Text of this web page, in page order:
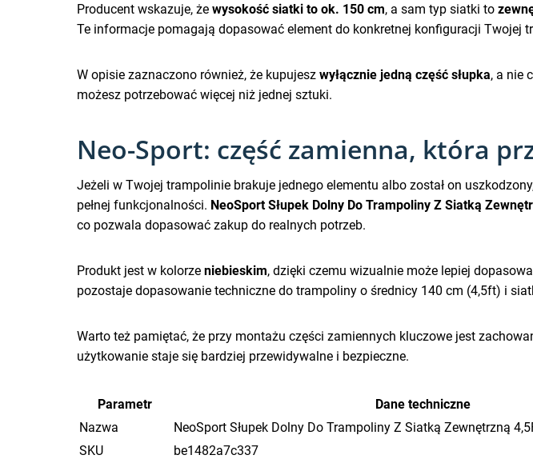
Producent wskazuje, że wysokość siatki to ok. 150 cm, a sam typ siatki to
Te informacje pomagają dopasować element do konkretnej konfiguracji Twojej
W opisie zaznaczono również, że kupujesz wyłącznie jedną część słupka, a nie
możesz potrzebować więcej niż jednej sztuki.
Neo-Sport: część zamienna, która
Jeżeli w Twojej trampolinie brakuje jednego elementu albo został on
pełnej funkcjonalności. NeoSport Słupek Dolny Do Trampoliny Z Siatką
co pozwala dopasować zakup do realnych potrzeb.
Produkt jest w kolorze niebieskim, dzięki czemu wizualnie może lepiej
pozostaje dopasowanie techniczne do trampoliny o średnicy 140 cm (4,5ft) i
Warto też pamiętać, że przy montażu części zamiennych kluczowe jest
użytkowanie staje się bardziej przewidywalne i bezpieczne.
Parametr
Dane techniczne
Nazwa
NeoSport Słupek Dolny Do Trampoliny Z Siatką Zewnętrzną
SKU
be1482a7c337